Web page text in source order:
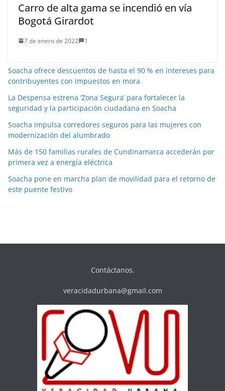
Carro de alta gama se incendió en vía
Bogotá Girardot
7 de enero de 2022 1
Soacha ofrece descuentos de hasta el 90 % en intereses para
contribuyentes con impuestos en mora
La Despensa estrena ‘Zona Segura’ para fortalecer la
seguridad y la participación ciudadana en Soacha
Soacha impulsa corredores seguros para las mujeres con
modernización del alumbrado
Más de 150 familias rurales de Cundinamarca accederán por
primera vez a energía eléctrica
Soacha pone en marcha plan de movilidad para el retorno de
este puente festivo
Contáctanos.
veracidadurbana@gmail.com